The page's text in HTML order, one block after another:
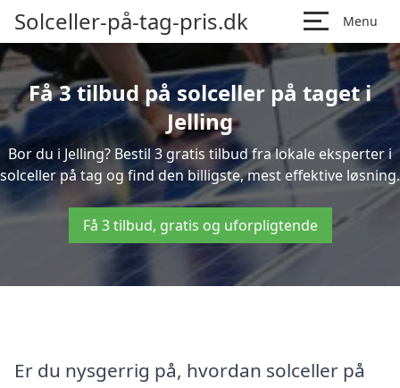
Solceller-på-tag-pris.dk Menu
Få 3 tilbud på solceller på taget i
Jelling
Bor du i Jelling? Bestil 3 gratis tilbud fra lokale eksperter i
solceller på tag og find den billigste, mest effektive løsning.
Få 3 tilbud, gratis og uforpligtende
Er du nysgerrig på, hvordan solceller på